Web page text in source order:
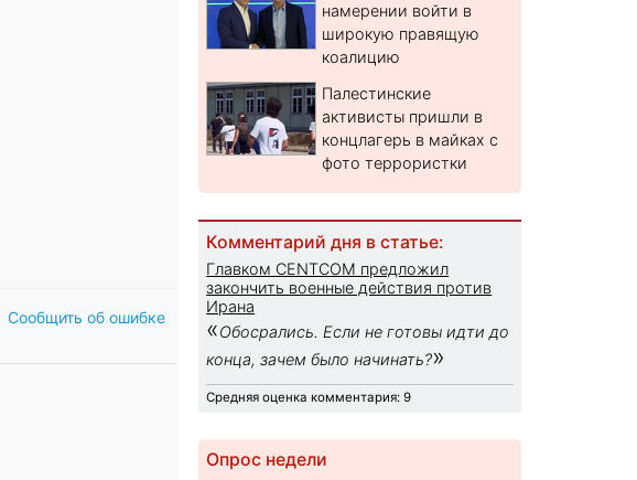
Сообщить об ошибке
намерении войти в
широкую правящую
коалицию
Палестинские
активисты пришли в
концлагерь в майках с
фото террористки
Комментарий дня в статье:
Главком CENTCOM предложил
закончить военные действия против
Ирана
«Обосрались. Если не готовы идти до
конца, зачем было начинать?»
Средняя оценка комментария: 9
Опрос недели